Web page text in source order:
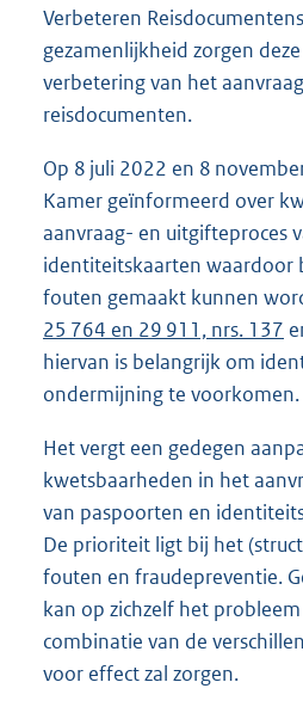
Verbeteren
gezamenlijkheid zorgen
verbetering van het
reisdocumenten.
Op 8 juli 2022 en 8
Kamer geïnformeerd over
aanvraag- en uitgifteproces
identiteitskaarten waardoor
fouten gemaakt kunnen
25 764 en 29 911, nrs. 137
hiervan is belangrijk om
ondermijning te voorkomen.
Het vergt een gedegen
kwetsbaarheden in het
van paspoorten en
De prioriteit ligt bij het
fouten en fraudepreventie.
kan op zichzelf het
combinatie van de
voor effect zal zorgen.